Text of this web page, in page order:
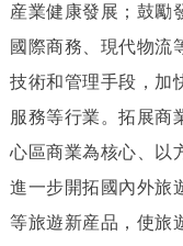
産業健康發展；鼓勵
國際商務、現代物流
技術和管理手段，加
服務等行業。拓展商
心區商業為核心、以
進一步開拓國內外旅
等旅遊新産品，使旅